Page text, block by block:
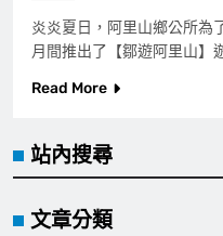
炎炎夏日，阿里山鄉公所為
月間推出了【鄒遊阿里山】
Read More
站內搜尋
文章分類